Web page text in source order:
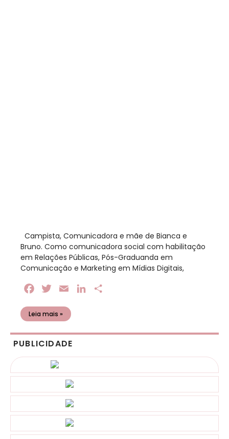
​ Campista, Comunicadora e mãe de Bianca e
Bruno. Como comunicadora social com habilitação
em Relações Públicas, Pós-Graduanda em
Comunicação e Marketing em Mídias Digitais,
FacebookTwitterEmail LinkedIn
Leia mais »
PUBLICIDADE